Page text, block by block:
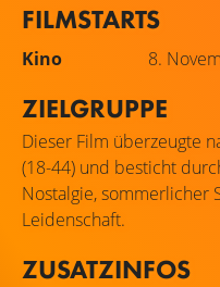
FILMSTARTS
Kino 8.
ZIELGRUPPE
Dieser Film überzeugte
(18-44) und besticht
Nostalgie, sommerlicher
Leidenschaft.
ZUSATZINFOS